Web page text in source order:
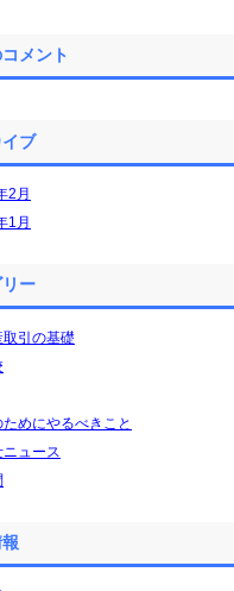
メント
ブ
2月
1月
ー
取引の基礎
めにやるべきこと
ュース